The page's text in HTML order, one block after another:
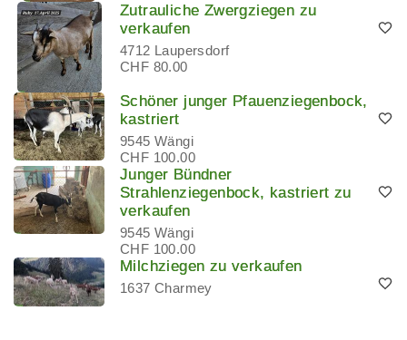
Zutrauliche Zwergziegen zu
verkaufen
4712 Laupersdorf
CHF 80.00
Schöner junger Pfauenziegenbock,
kastriert
9545 Wängi
CHF 100.00
Junger Bündner
Strahlenziegenbock, kastriert zu
verkaufen
9545 Wängi
CHF 100.00
Milchziegen zu verkaufen
1637 Charmey